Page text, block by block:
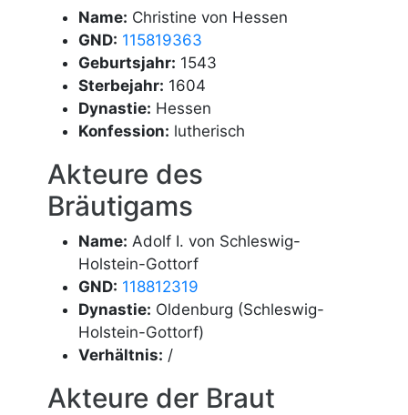
Name: Christine von Hessen
GND: 115819363
Geburtsjahr: 1543
Sterbejahr: 1604
Dynastie: Hessen
Konfession: lutherisch
Akteure des
Bräutigams
Name: Adolf I. von Schleswig-
Holstein-Gottorf
GND: 118812319
Dynastie: Oldenburg (Schleswig-
Holstein-Gottorf)
Verhältnis: /
Akteure der Braut